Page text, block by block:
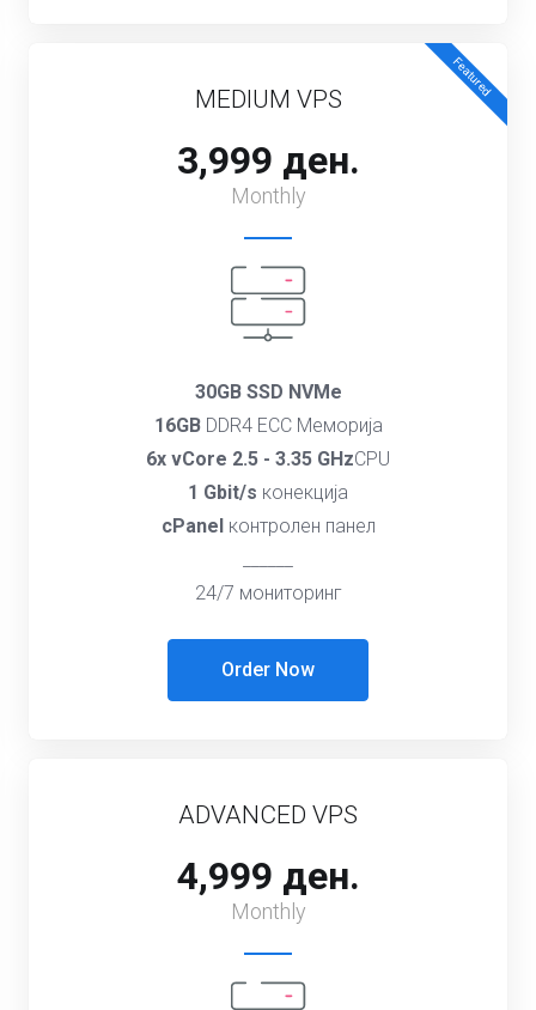
Featured
MEDIUM VPS
3,999 ден.
Monthly
30GB SSD NVMe
16GBDDR4 ECC Меморија
6x vCore 2.5 - 3.35 GHzCPU
1 Gbit/s конекција
cPanelконтролен панел
24/7 мониторинг
Order Now
ADVANCED VPS
4,999 ден.
Monthly